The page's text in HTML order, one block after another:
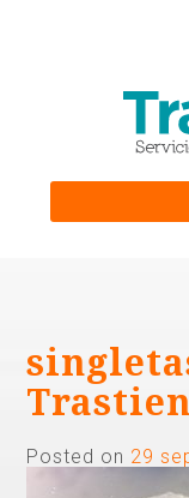
Posted on 29